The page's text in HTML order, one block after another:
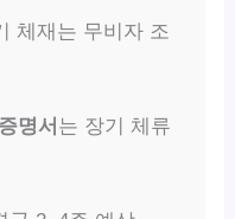
체재는 무비자 조
명서 는 장기 체류